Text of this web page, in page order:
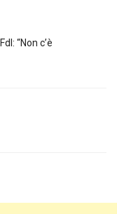
“Non c’è